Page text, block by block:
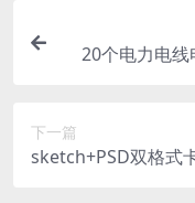
20个电力电
下一篇
sketch+PSD双格式